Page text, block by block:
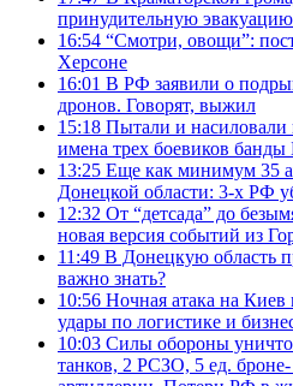
принудительную эвакуацию
16:54 “Смотри, овощи”:
Херсоне
16:01 В РФ заявили о
дронов. Говорят, выжил
15:18 Пытали и насиловали
имена трех боевиков банды
13:25 Еще как минимум 35
Донецкой области: 3-х РФ
12:32 От “детсада” до
новая версия событий из
11:49 В Донецкую область
важно знать?
10:56 Ночная атака на Киев
удары по логистике и
10:03 Силы обороны
танков, 2 РСЗО, 5 ед.